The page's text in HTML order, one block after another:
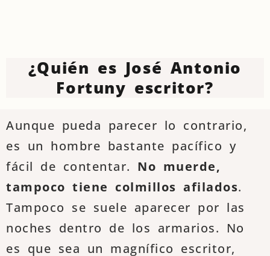
¿Quién es José Antonio
Fortuny escritor?
Aunque pueda parecer lo contrario,
es un hombre bastante pacífico y
fácil de contentar. No muerde,
tampoco tiene colmillos afilados.
Tampoco se suele aparecer por las
noches dentro de los armarios. No
es que sea un magnífico escritor,